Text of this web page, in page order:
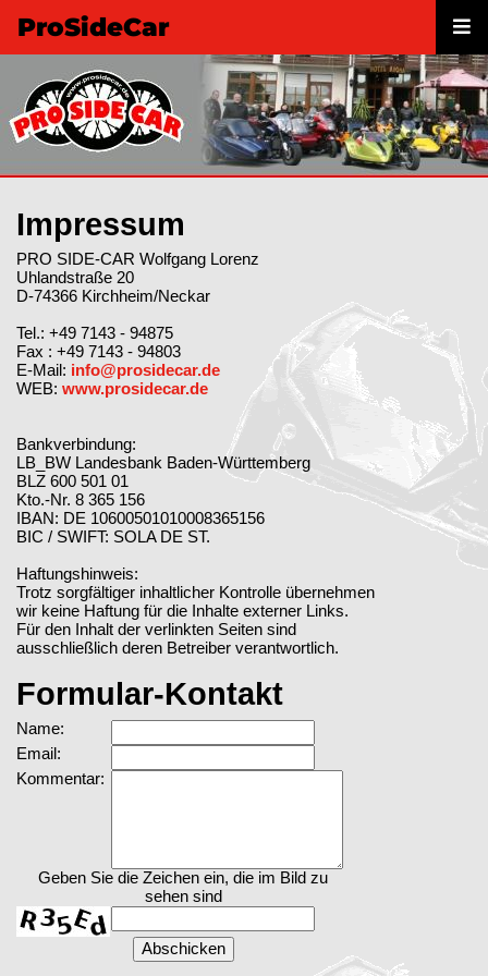
ProSideCar
Impressum
PRO SIDE-CAR Wolfgang Lorenz
Uhlandstraße 20
D-74366 Kirchheim/Neckar
Tel.: +49 7143 - 94875
Fax : +49 7143 - 94803
E-Mail: info@prosidecar.de
WEB: www.prosidecar.de
Bankverbindung:
LB_BW Landesbank Baden-Württemberg
BLZ 600 501 01
Kto.-Nr. 8 365 156
IBAN: DE 10600501010008365156
BIC / SWIFT: SOLA DE ST.
Haftungshinweis:
Trotz sorgfältiger inhaltlicher Kontrolle übernehmen
wir keine Haftung für die Inhalte externer Links.
Für den Inhalt der verlinkten Seiten sind
ausschließlich deren Betreiber verantwortlich.
Formular-Kontakt
Name:
Email:
Kommentar:
Geben Sie die Zeichen ein, die im Bild zu
sehen sind